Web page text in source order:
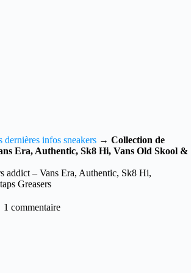
dernières infos sneakers → Collection de
Era, Authentic, Sk8 Hi, Vans Old Skool &
addict – Vans Era, Authentic, Sk8 Hi,
Greasers
1 commentaire